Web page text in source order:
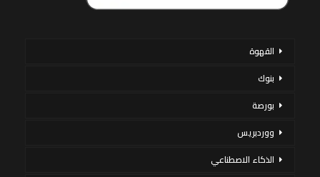
القهوة
بنوك
بورصة
ووردبريس
الذكاء الاصطناعي